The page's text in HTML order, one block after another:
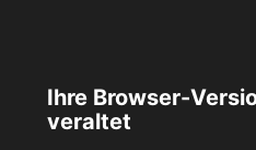
Ihre Browser-
veraltet